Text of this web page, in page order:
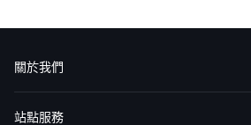
關於我們
認識華盛
媒體報導
意見反饋
站點服務